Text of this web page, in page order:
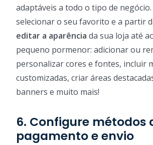
adaptáveis a todo o tipo de
selecionar o seu favorito e a partir
editar a aparência da sua loja até
pequeno pormenor: adicionar ou
personalizar cores e fontes, incluir
customizadas, criar áreas
banners e muito mais!
6. Configure métodos
pagamento e envio